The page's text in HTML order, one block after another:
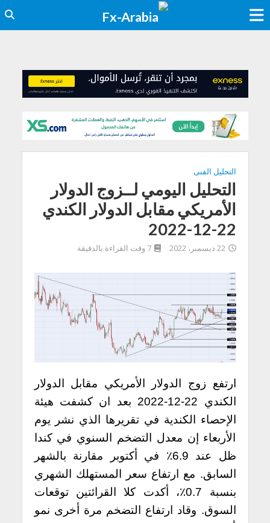
التحليل الفنى
التحليل اليومي لــزوج الدولار
الأمريكي مقابل الدولار الكندي
22-12-2022
22 ديسمبر، 2022 7 وقت القراءة بالدقيقة
ارتفع زوج الدولار الأمريكي مقابل الدولار
الكندي 22-12-2022 بعد ان كشفت هيئة
الإحصاء الكندية في تقريرها الذي نشر يوم
الأربعاء إن معدل التضخم السنوي في كندا
ظل عند 6.9٪ في أكتوبر مقارنة بالشهر
السابق. مع ارتفاع سعر المستهلك الشهري
بنسبة 0.7٪، أكدت كلا القرائتين توقعات
السوق. وقاد ارتفاع التضخم مرة أخرى نمو